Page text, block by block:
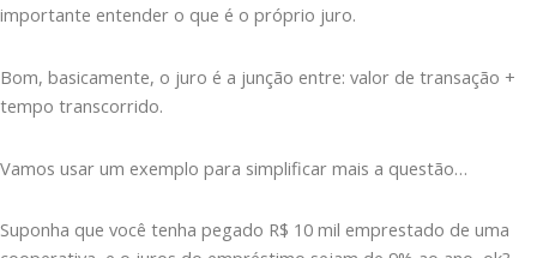
importante entender o que é o próprio juro.
Bom, basicamente, o juro é a junção entre: valor de transação +
tempo transcorrido.
Vamos usar um exemplo para simplificar mais a questão…
Suponha que você tenha pegado R$ 10 mil emprestado de uma